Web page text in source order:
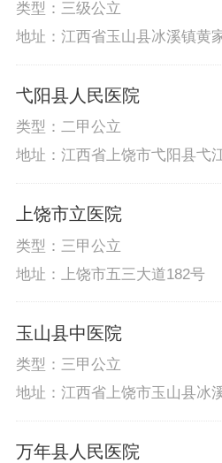
类型：三级公立
地址：江西省玉山县冰溪镇黄
弋阳县人民医院
类型：二甲公立
地址：江西省上饶市弋阳县弋
上饶市立医院
类型：三甲公立
地址：上饶市五三大道182号
玉山县中医院
类型：三甲公立
地址：江西省上饶市玉山县冰
万年县人民医院